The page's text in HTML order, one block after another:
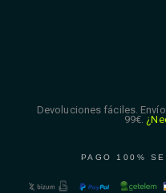
Devoluciones fáciles.
99€.
PAGO 100%